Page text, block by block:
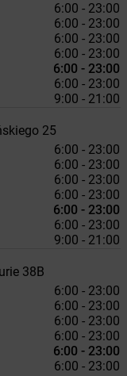
6:00 - 23:00
6:00 - 23:00
6:00 - 23:00
6:00 - 23:00
6:00 - 23:00
6:00 - 23:00
9:00 - 21:00
25
6:00 - 23:00
6:00 - 23:00
6:00 - 23:00
6:00 - 23:00
6:00 - 23:00
6:00 - 23:00
9:00 - 21:00
38B
6:00 - 23:00
6:00 - 23:00
6:00 - 23:00
6:00 - 23:00
6:00 - 23:00
6:00 - 23:00